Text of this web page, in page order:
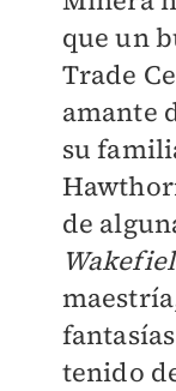
que un
Trade
amante
su
de
tenido